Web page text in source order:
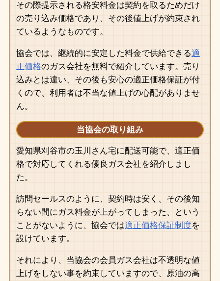
その際提示される格安料金は契約を取るためだけ
の売り込み価格であり、その後値上げが約束され
ているようなものです。
協会では、継続的に安定した料金で供給できる適
正価格のガス会社を無料で紹介しています。売り
込みとは違い、その後も安心の適正価格保証が付
くので、利用者は不当な値上げの心配がありませ
ん。
当協会の取り組み
愛知県刈谷市の玉川さん宅に配送可能で、適正価
格で対応してくれる優良ガス会社を紹介しまし
た。
訪問セールスのように、契約時は安く、その後知
らない間にガス料金が上がってしまった、という
ことがないように、協会では適正価格保証制度を
設けています。
それにより、当協会の会員ガス会社は不透明な値
上げをしない事を約束していますので、原油の高